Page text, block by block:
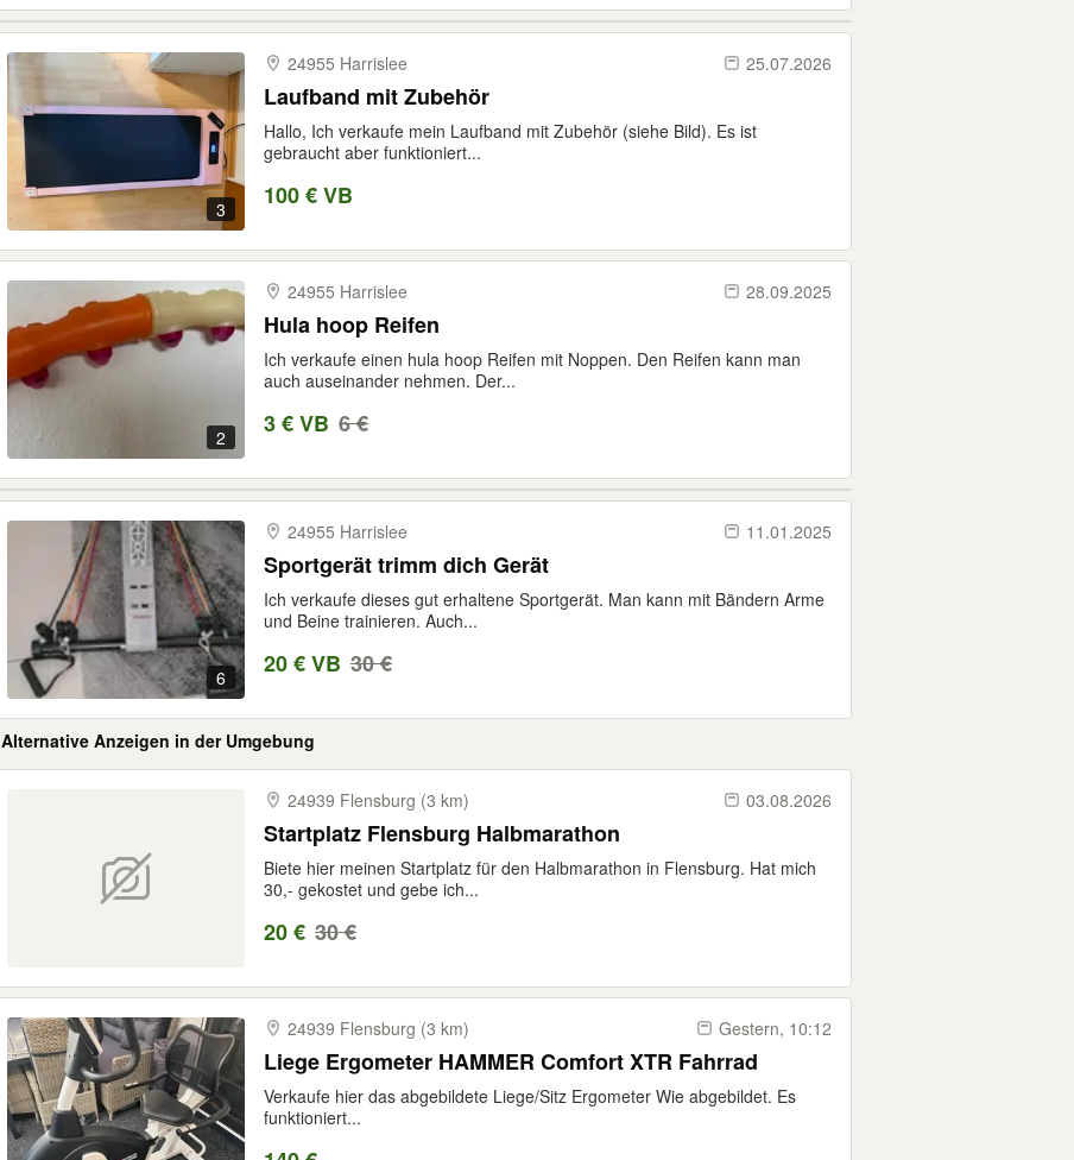
3
24955 Harrislee 25.07.2026
Laufband mit Zubehör
Hallo, Ich verkaufe mein Laufband mit Zubehör (siehe Bild). Es ist
gebraucht aber funktioniert...
100 € VB
2
24955 Harrislee 28.09.2025
Hula hoop Reifen
Ich verkaufe einen hula hoop Reifen mit Noppen. Den Reifen kann man
auch auseinander nehmen. Der...
3 € VB 6 €
6
24955 Harrislee 11.01.2025
Sportgerät trimm dich Gerät
Ich verkaufe dieses gut erhaltene Sportgerät. Man kann mit Bändern Arme
und Beine trainieren. Auch...
20 € VB 30 €
Alternative Anzeigen in der Umgebung
24939 Flensburg (3 km) 03.08.2026
Startplatz Flensburg Halbmarathon
Biete hier meinen Startplatz für den Halbmarathon in Flensburg. Hat mich
30,- gekostet und gebe ich...
20 € 30 €
24939 Flensburg (3 km) Gestern, 10:12
Liege Ergometer HAMMER Comfort XTR Fahrrad
Verkaufe hier das abgebildete Liege/Sitz Ergometer Wie abgebildet. Es
funktioniert...